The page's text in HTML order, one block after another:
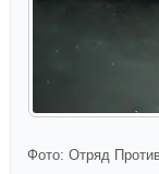
Фото: Отряд